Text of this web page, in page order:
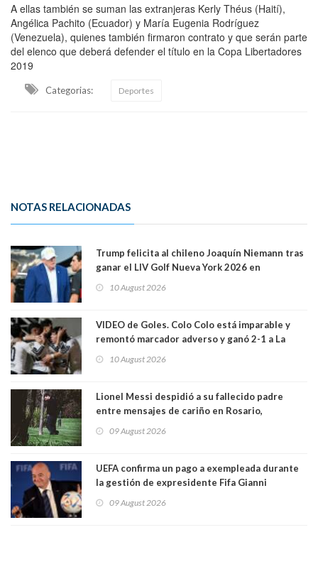
A ellas también se suman las extranjeras Kerly Théus (Haití),
Angélica Pachito (Ecuador) y María Eugenia Rodríguez
(Venezuela), quienes también firmaron contrato y que serán parte
del elenco que deberá defender el título en la Copa Libertadores
2019
Categorias: Deportes
NOTAS RELACIONADAS
Trump felicita al chileno Joaquín Niemann tras
ganar el LIV Golf Nueva York 2026 en
10 August 2026
VIDEO de Goles. Colo Colo está imparable y
remontó marcador adverso y ganó 2-1 a La
Palestino también 2-1. VIDEOS
10 August 2026
Lionel Messi despidió a su fallecido padre
entre mensajes de cariño en Rosario,
09 August 2026
UEFA confirma un pago a exempleada durante
la gestión de expresidente Fifa Gianni
relación sentimental
09 August 2026